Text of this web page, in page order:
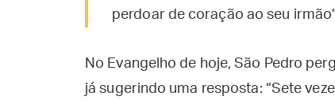
perdoar de coração ao seu
No Evangelho de hoje, São Pedro
já sugerindo uma resposta: “Sete